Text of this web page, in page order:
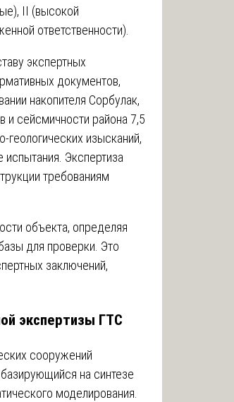
II (высокой
ответственности).
экспертных
документов,
накопителя Сорбулак,
и сейсмичности района 7,5
изысканий,
Экспертиза
требованиям
объекта, определяя
для проверки. Это
заключений,
экспертизы ГТС
сооружений
на синтезе
моделирования.